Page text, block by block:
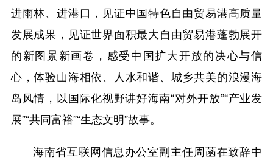
进雨林、进港口，见证中国特色自由贸易港高质量
发展成果，见证世界面积最大自由贸易港蓬勃展开
的新图景新画卷，感受中国扩大开放的决心与信
心，体验山海相依、人水和谐、城乡共美的浪漫海
岛风情，以国际化视野讲好海南“对外开放”“产业发
展”“共同富裕”“生态文明”故事。
海南省互联网信息办公室副主任周菡在致辞中